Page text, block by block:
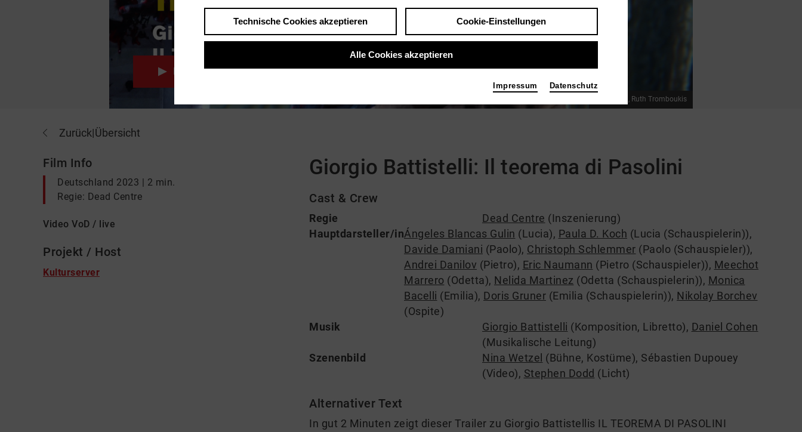
Foto 2023, Ruth Tromboukis
Play
Zurück|Übersicht
Film Info
Deutschland 2023 | 2 min.
Regie: Dead Centre
Video VoD / live
Projekt / Host
Kulturserver
Giorgio Battistelli: Il teorema di Pasolini
Cast & Crew
Regie Dead Centre (Inszenierung)
Hauptdarsteller/inÁngeles Blancas Gulin (Lucia), Paula D. Koch (Lucia (Schauspielerin)),
Davide Damiani (Paolo), Christoph Schlemmer (Paolo (Schauspieler)),
Andrei Danilov (Pietro), Eric Naumann (Pietro (Schauspieler)), Meechot
Marrero (Odetta), Nelida Martinez (Odetta (Schauspielerin)), Monica
Bacelli (Emilia), Doris Gruner (Emilia (Schauspielerin)), Nikolay Borchev
(Ospite)
Musik
Giorgio Battistelli (Komposition, Libretto), Daniel Cohen
(Musikalische Leitung)
Szenenbild
Nina Wetzel (Bühne, Kostüme), Sébastien Dupouey
(Video), Stephen Dodd (Licht)
Alternativer Text
In gut 2 Minuten zeigt dieser Trailer zu Giorgio Battistellis IL TEOREMA DI PASOLINI
Technische Cookies akzeptieren Cookie-Einstellungen
Alle Cookies akzeptieren
Impressum Datenschutz